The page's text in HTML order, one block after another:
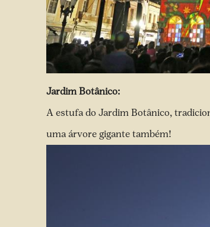
Jardim Botânico:
A estufa do Jardim Botânico,
uma árvore gigante também!